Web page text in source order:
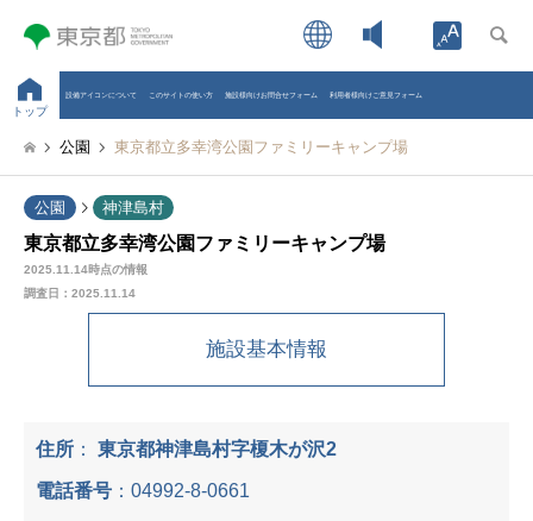
Open
トップ
設備アイコンについて このサイトの使い方 施設様向けお問合せフォーム 利用者様向けご意見フォーム
公園 東京都立多幸湾公園ファミリーキャンプ場
公園 神津島村
東京都立多幸湾公園ファミリーキャンプ場
2025.11.14時点の情報
調査日： 2025.11.14
施設基本情報
住所 ： 東京都神津島村字榎木が沢2
電話番号 ： 04992-8-0661